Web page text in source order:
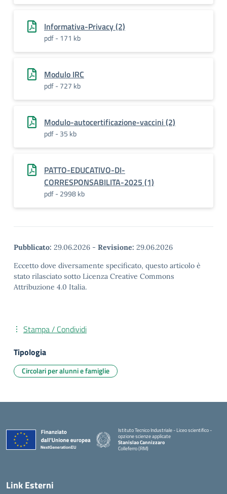
Informativa-Privacy (2)
pdf - 171 kb
Modulo IRC
pdf - 727 kb
Modulo-autocertificazione-vaccini (2)
pdf - 35 kb
PATTO-EDUCATIVO-DI-
CORRESPONSABILITA-2025 (1)
pdf - 2998 kb
Pubblicato: 29.06.2026 - Revisione: 29.06.2026
Eccetto dove diversamente specificato, questo articolo è
stato rilasciato sotto Licenza Creative Commons
Attribuzione 4.0 Italia.
Stampa / Condividi
Tipologia
Circolari per alunni e famiglie
Istituto Tecnico Industriale - Liceo scientifico -
opzione scienze applicate
Stanislao Cannizzaro
Colleferro (RM)
Link Esterni